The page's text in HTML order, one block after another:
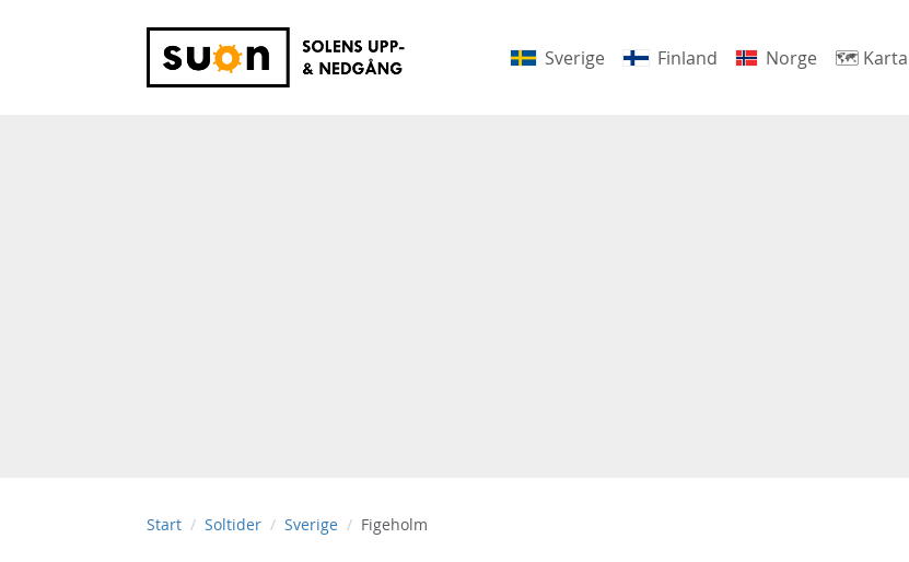
Sverige Finland Norge 🗺 Karta
Start Soltider Sverige Figeholm